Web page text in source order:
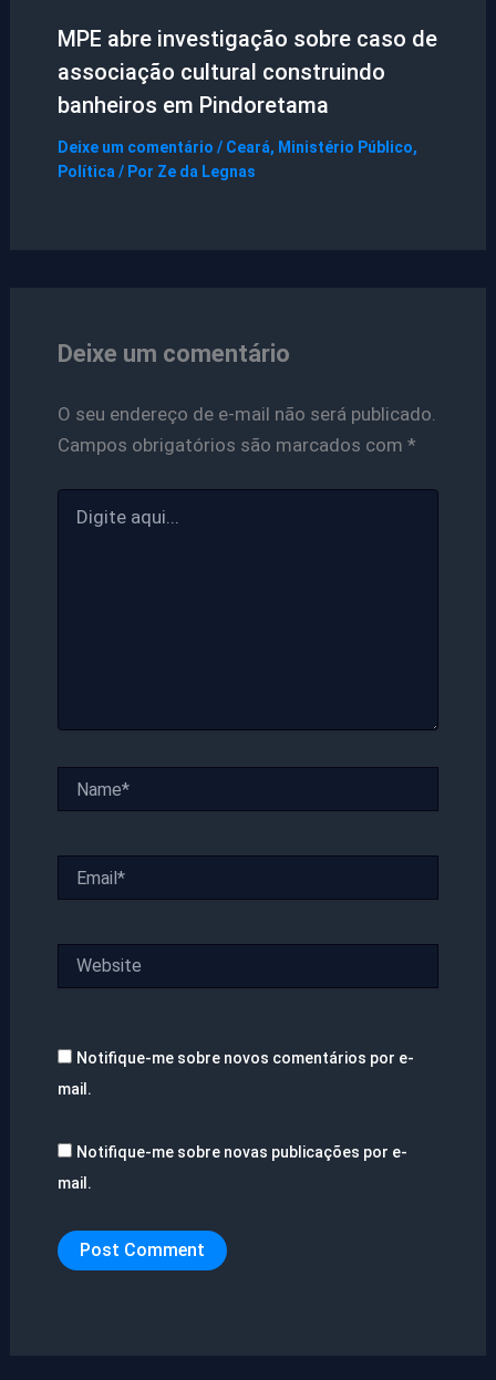
MPE abre investigação sobre caso de
associação cultural construindo
banheiros em Pindoretama
Deixe um comentário / Ceará, Ministério Público,
Política/ Por Ze da Legnas
Deixe um comentário
O seu endereço de e-mail não será publicado.
Campos obrigatórios são marcados com *
aqui...
Notifique-me sobre novos comentários por e-
mail.
Notifique-me sobre novas publicações por e-
mail.